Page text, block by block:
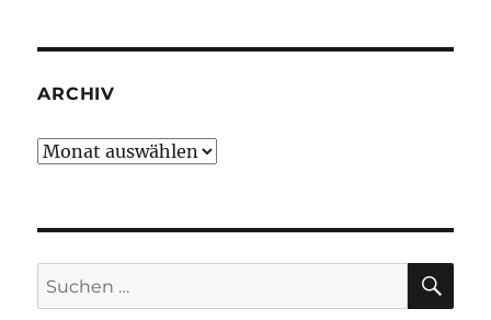
ARCHIV
Archiv
Suche
nach: